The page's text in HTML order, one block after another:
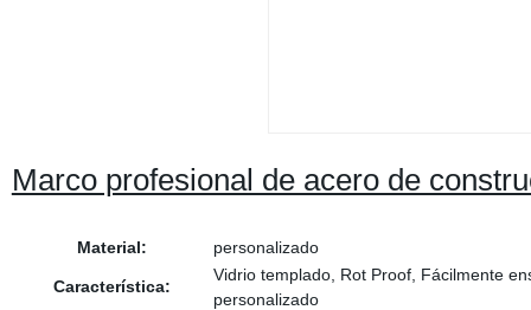
Marco profesional de acero de
Material: personalizado
Característica:
Vidrio templado, Rot Proof, Fácilmente
personalizado